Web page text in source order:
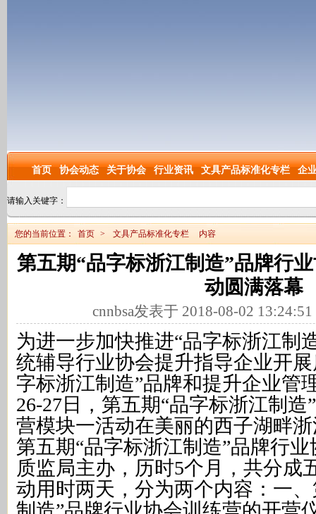
首页 协会动态 关于协会 行业资讯 文具产品标准化专栏 企
请输入关键字：
您的当前位置： 首页 > 文具产品标准化专栏 内容
第五期“品字标浙江制造”品牌行
动圆满落幕
cnnbsa发表于 2018-08-02
为进一步加快推进“品字标浙江制
统辅导行业协会提升指导企业开
字标浙江制造”品牌和提升企业管
26-27日，第五期“品字标浙江制
营模块一活动在美丽的西子湖畔
第五期“品字标浙江制造”品牌行
质监局主办，历时5个月，共分成
动用时两天，分为两个内容：一